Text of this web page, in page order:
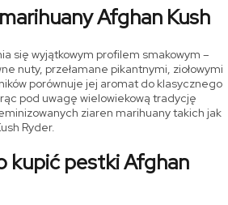
Afghan Kush
się wyjątkowym profilem smakowym –
nuty, przełamane pikantnymi, ziołowymi
porównuje jej aromat do klasycznego
pod uwagę wielowiekową tradycję
ziaren marihuany takich jak
Ryder.
kupić pestki Afghan